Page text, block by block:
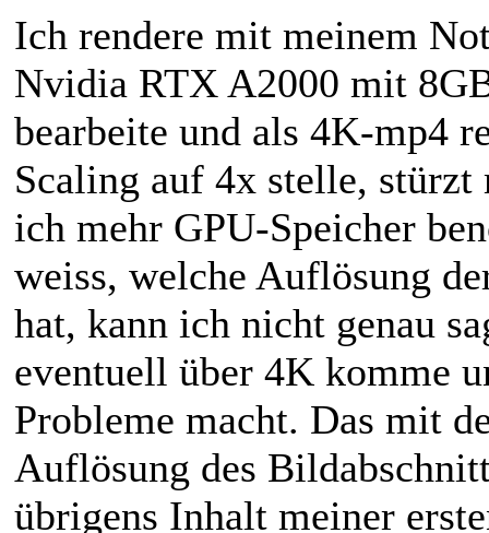
Ich rendere mit meinem
Nvidia RTX A2000 mit
bearbeite und als 4K-mp4
Scaling auf 4x stelle,
ich mehr GPU-Speicher
weiss, welche Auflösung
hat, kann ich nicht genau
eventuell über 4K komme
Probleme macht. Das mit
Auflösung des
übrigens Inhalt meiner